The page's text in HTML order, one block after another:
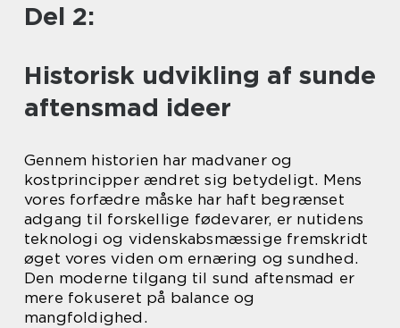
Del 2:
Historisk udvikling af sunde
aftensmad ideer
Gennem historien har madvaner og
kostprincipper ændret sig betydeligt. Mens
vores forfædre måske har haft begrænset
adgang til forskellige fødevarer, er nutidens
teknologi og videnskabsmæssige fremskridt
øget vores viden om ernæring og sundhed.
Den moderne tilgang til sund aftensmad er
mere fokuseret på balance og
mangfoldighed.